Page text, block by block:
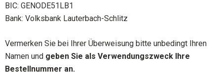
BIC: GENODE51LB1
Bank: Volksbank Lauterbach-Schlitz
Vermerken Sie bei Ihrer Überweisung bitte unbedingt Ihren
Namen und geben Sie als Verwendungszweck Ihre
Bestellnummer an.